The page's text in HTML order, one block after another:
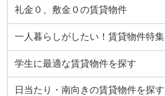
礼金０、敷金０の賃貸物件
一人暮らしがしたい！賃貸物件特集
学生に最適な賃貸物件を探す
日当たり・南向きの賃貸物件を探す